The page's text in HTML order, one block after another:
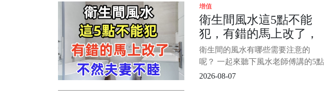
麼，但其實這個動作，長期下來真
的會出問題，而且不少人都是「出
事了才知道後悔」。 今天就直接跟
你講清楚，為什麼真的不建議這樣
做 1/4
增值
衛生間風水這5點不能
犯，有錯的馬上改了，
不然夫妻不睦，永難富
衛生間的風水有哪些需要注意的
呢？ 一起來聽下風水老師傅講的5點
問題。 1/4 1、忌沖床沖大門很多人
2026-08-07